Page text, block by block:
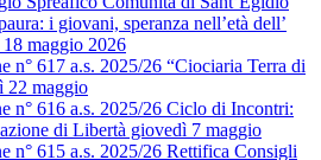
i giovani, speranza nell’età dell’
maggio 2026
n° 617 a.s. 2025/26 “Ciociaria Terra di
22 maggio
n° 616 a.s. 2025/26 Ciclo di Incontri:
di Libertà giovedì 7 maggio
n° 615 a.s. 2025/26 Rettifica Consigli